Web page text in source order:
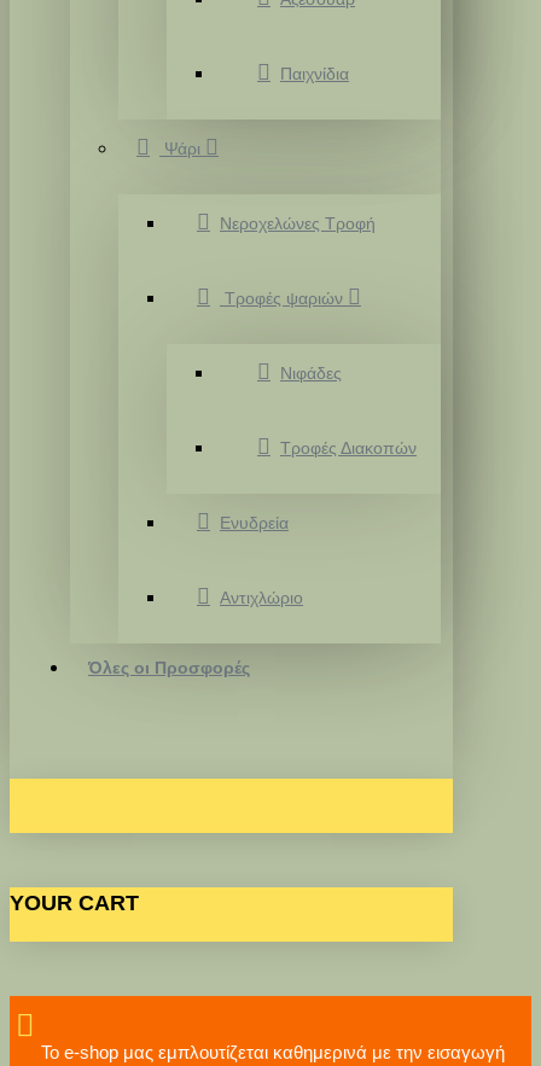
Παιχνίδια
Ψάρι
Νεροχελώνες Τροφή
Τροφές ψαριών
Νιφάδες
Τροφές Διακοπών
Ενυδρεία
Αντιχλώριο
Όλες οι Προσφορές
YOUR CART
Το e-shop μας εμπλουτίζεται καθημερινά με την εισαγωγή